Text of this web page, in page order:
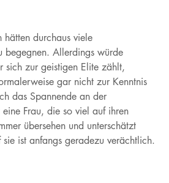
durchaus viele
begegnen. Allerdings würde
sich zur geistigen Elite zählt,
gar nicht zur Kenntnis
das Spannende an der
Frau, die so viel auf ihren
übersehen und unterschätzt
ist anfangs geradezu verächtlich.